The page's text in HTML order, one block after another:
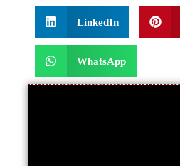
LinkedIn
WhatsApp